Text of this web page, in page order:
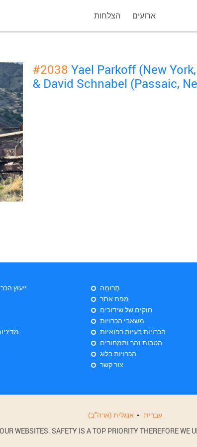
הצלחות ארועים
#2038 Yael Parkoff (New
& David Schnabel (Passaic,
ייעוץ
תְרוּמָה
מפת אתר
חוקים של שידוכים
משאבי הכרויות
הכרויות בעיות רפואיות
הטבות זהר ותמחורים
הכרויות בלוג
צור קשר
אנגלית (ארה"ב) עִברִית
WEBSITES. SAFETY IS A TOP PRIORITY THEREFORE